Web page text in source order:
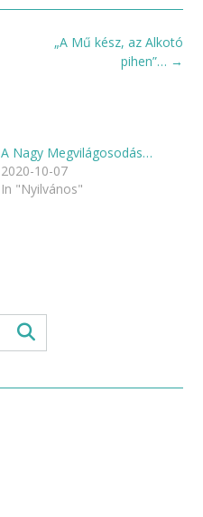
„A Mű kész, az Alkotó
pihen”… →
A Nagy Megvilágosodás…
2020-10-07
In "Nyilvános"